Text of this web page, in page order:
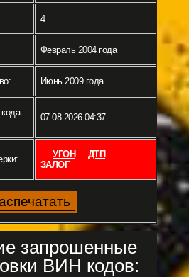
4
Февраль 2004 года
Июнь 2009 года
07.08.2026 04:37
УГОН
ДТП
ЗАЛОГ
запрошенные
ВИН кодов: